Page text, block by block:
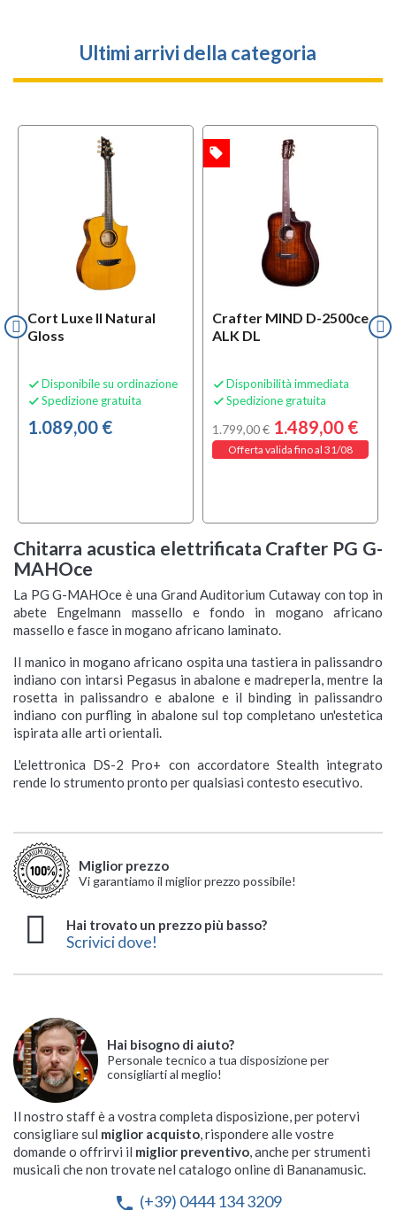
Ultimi arrivi della categoria
Cort Luxe II Natural
Gloss
 Disponibile su ordinazione
 Spedizione gratuita
1.089,00 €
Crafter MIND D-2500ce
ALK DL
 Disponibilità immediata
 Spedizione gratuita
1.799,00 € 1.489,00 €
Offerta valida fino al 31/08
local_offer
Chitarra acustica elettrificata Crafter PG G-
MAHOce
La PG G-MAHOce è una Grand Auditorium Cutaway con top in
abete Engelmann massello e fondo in mogano africano
massello e fasce in mogano africano laminato.
Il manico in mogano africano ospita una tastiera in palissandro
indiano con intarsi Pegasus in abalone e madreperla, mentre la
rosetta in palissandro e abalone e il binding in palissandro
indiano con purfling in abalone sul top completano un'estetica
ispirata alle arti orientali.
L'elettronica DS-2 Pro+ con accordatore Stealth integrato
rende lo strumento pronto per qualsiasi contesto esecutivo.
Miglior prezzo
Vi garantiamo il miglior prezzo possibile!
Hai trovato un prezzo più basso?
Scrivici dove!
Hai bisogno di aiuto?
Personale tecnico a tua disposizione per
consigliarti al meglio!
Il nostro staff è a vostra completa disposizione, per potervi
consigliare sul miglior acquisto, rispondere alle vostre
domande o offrirvi il miglior preventivo, anche per strumenti
musicali che non trovate nel catalogo online di Bananamusic.
phone (+39) 0444 134 3209